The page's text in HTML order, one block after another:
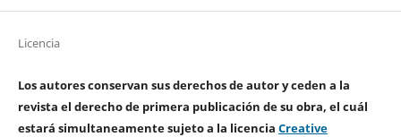
Licencia
Los autores conservan sus derechos de autor y ceden a la
revista el derecho de primera publicación de su obra, el cuál
estará simultaneamente sujeto a la licencia Creative